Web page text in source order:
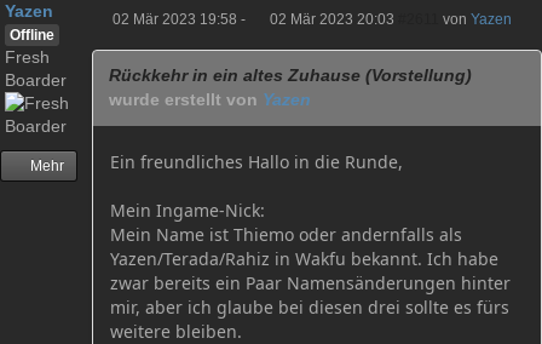
Yazen
Offline
Fresh
Boarder
Mehr
02 Mär 2023 19:58 - 02 Mär 2023 20:03 vonYazen
Rückkehr in ein altes Zuhause (Vorstellung)
wurde erstellt von Yazen
Ein freundliches Hallo in die Runde,
Mein Ingame-Nick:
Mein Name ist Thiemo oder andernfalls als
Yazen/Terada/Rahiz in Wakfu bekannt. Ich habe
zwar bereits ein Paar Namensänderungen hinter
mir, aber ich glaube bei diesen drei sollte es fürs
weitere bleiben.